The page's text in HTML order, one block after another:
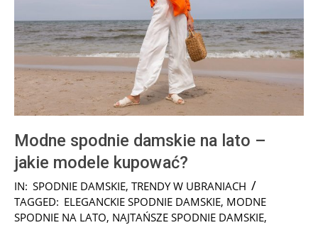
Modne spodnie damskie na lato –
jakie modele kupować?
2026-
07-
23
IN: SPODNIE DAMSKIE, TRENDY W UBRANIACH
TAGGED: ELEGANCKIE SPODNIE DAMSKIE, MODNE
SPODNIE NA LATO, NAJTAŃSZE SPODNIE DAMSKIE,